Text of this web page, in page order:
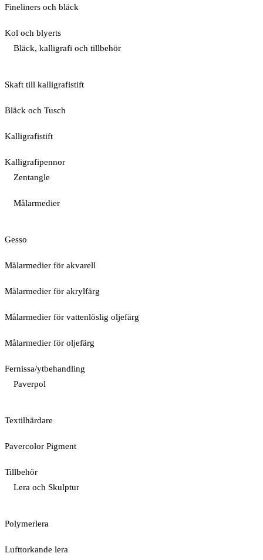
Fineliners och bläck
Kol och blyerts
Bläck, kalligrafi och tillbehör
Skaft till kalligrafistift
Bläck och Tusch
Kalligrafistift
Kalligrafipennor
Zentangle
Målarmedier
Gesso
Målarmedier för akvarell
Målarmedier för akrylfärg
Målarmedier för vattenlöslig oljefärg
Målarmedier för oljefärg
Fernissa/ytbehandling
Paverpol
Textilhärdare
Pavercolor Pigment
Tillbehör
Lera och Skulptur
Polymerlera
Lufttorkande lera